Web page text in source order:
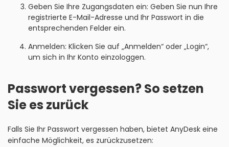
Geben Sie Ihre Zugangsdaten ein: Geben Sie nun Ihre
registrierte E-Mail-Adresse und Ihr Passwort in die
entsprechenden Felder ein.
Anmelden: Klicken Sie auf „Anmelden“ oder „Login“,
um sich in Ihr Konto einzologgen.
Passwort vergessen? So setzen
Sie es zurück
Falls Sie Ihr Passwort vergessen haben, bietet AnyDesk eine
einfache Möglichkeit, es zurückzusetzen: